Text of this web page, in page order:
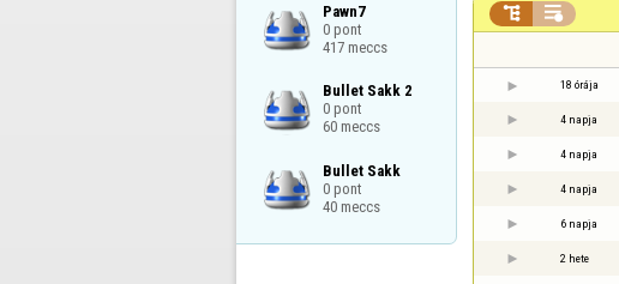
Pawn7
0 pont
417 meccs
Bullet Sakk 2
0 pont
60 meccs
Bullet Sakk
0 pont
40 meccs
 
18 órája
4 napja
4 napja
4 napja
6 napja
2 hete